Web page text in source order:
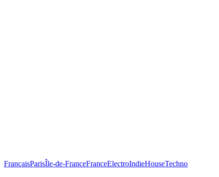
FrançaisParisÎle-de-FranceFranceElectroIndieHouseTechno